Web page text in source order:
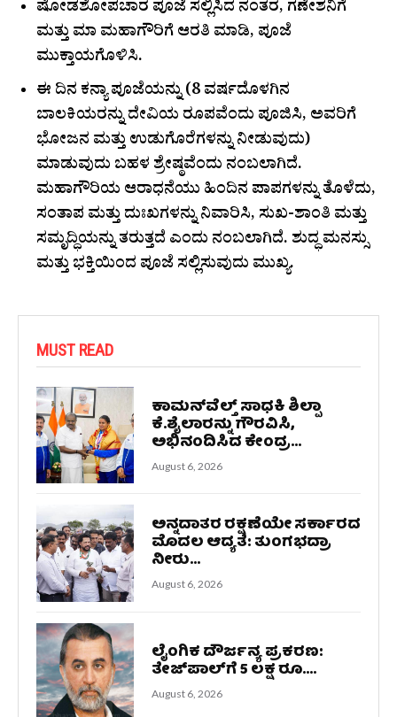
ಷೋಡಶೋಪಚಾರ ಪೂಜೆ ಸಲ್ಲಿಸಿದ ನಂತರ, ಗಣೇಶನಿಗೆ
ಮತ್ತು ಮಾ ಮಹಾಗೌರಿಗೆ ಆರತಿ ಮಾಡಿ, ಪೂಜೆ
ಮುಕ್ತಾಯಗೊಳಿಸಿ.
ಈ ದಿನ ಕನ್ಯಾ ಪೂಜೆಯನ್ನು (8 ವರ್ಷದೊಳಗಿನ
ಬಾಲಕಿಯರನ್ನು ದೇವಿಯ ರೂಪವೆಂದು ಪೂಜಿಸಿ, ಅವರಿಗೆ
ಭೋಜನ ಮತ್ತು ಉಡುಗೊರೆಗಳನ್ನು ನೀಡುವುದು)
ಮಾಡುವುದು ಬಹಳ ಶ್ರೇಷ್ಠವೆಂದು ನಂಬಲಾಗಿದೆ.
ಮಹಾಗೌರಿಯ ಆರಾಧನೆಯು ಹಿಂದಿನ ಪಾಪಗಳನ್ನು ತೊಳೆದು,
ಸಂತಾಪ ಮತ್ತು ದುಃಖಗಳನ್ನು ನಿವಾರಿಸಿ, ಸುಖ-ಶಾಂತಿ ಮತ್ತು
ಸಮೃದ್ಧಿಯನ್ನು ತರುತ್ತದೆ ಎಂದು ನಂಬಲಾಗಿದೆ. ಶುದ್ಧ ಮನಸ್ಸು
ಮತ್ತು ಭಕ್ತಿಯಿಂದ ಪೂಜೆ ಸಲ್ಲಿಸುವುದು ಮುಖ್ಯ.
MUST READ
ಕಾಮನ್‌ವೆಲ್ತ್ ಸಾಧಕಿ ಶಿಲ್ಪಾ
ಕೆ.ಶೈಲಾರನ್ನು ಗೌರವಿಸಿ,
ಅಭಿನಂದಿಸಿದ ಕೇಂದ್ರ...
August 6, 2026
ಅನ್ನದಾತರ ರಕ್ಷಣೆಯೇ ಸರ್ಕಾರದ
ಮೊದಲ ಆದ್ಯತೆ: ತುಂಗಭದ್ರಾ
ನೀರು...
August 6, 2026
ಲೈಂಗಿಕ ದೌರ್ಜನ್ಯ ಪ್ರಕರಣ:
ತೇಜ್‌ಪಾಲ್‌ಗೆ 5 ಲಕ್ಷ ರೂ....
August 6, 2026